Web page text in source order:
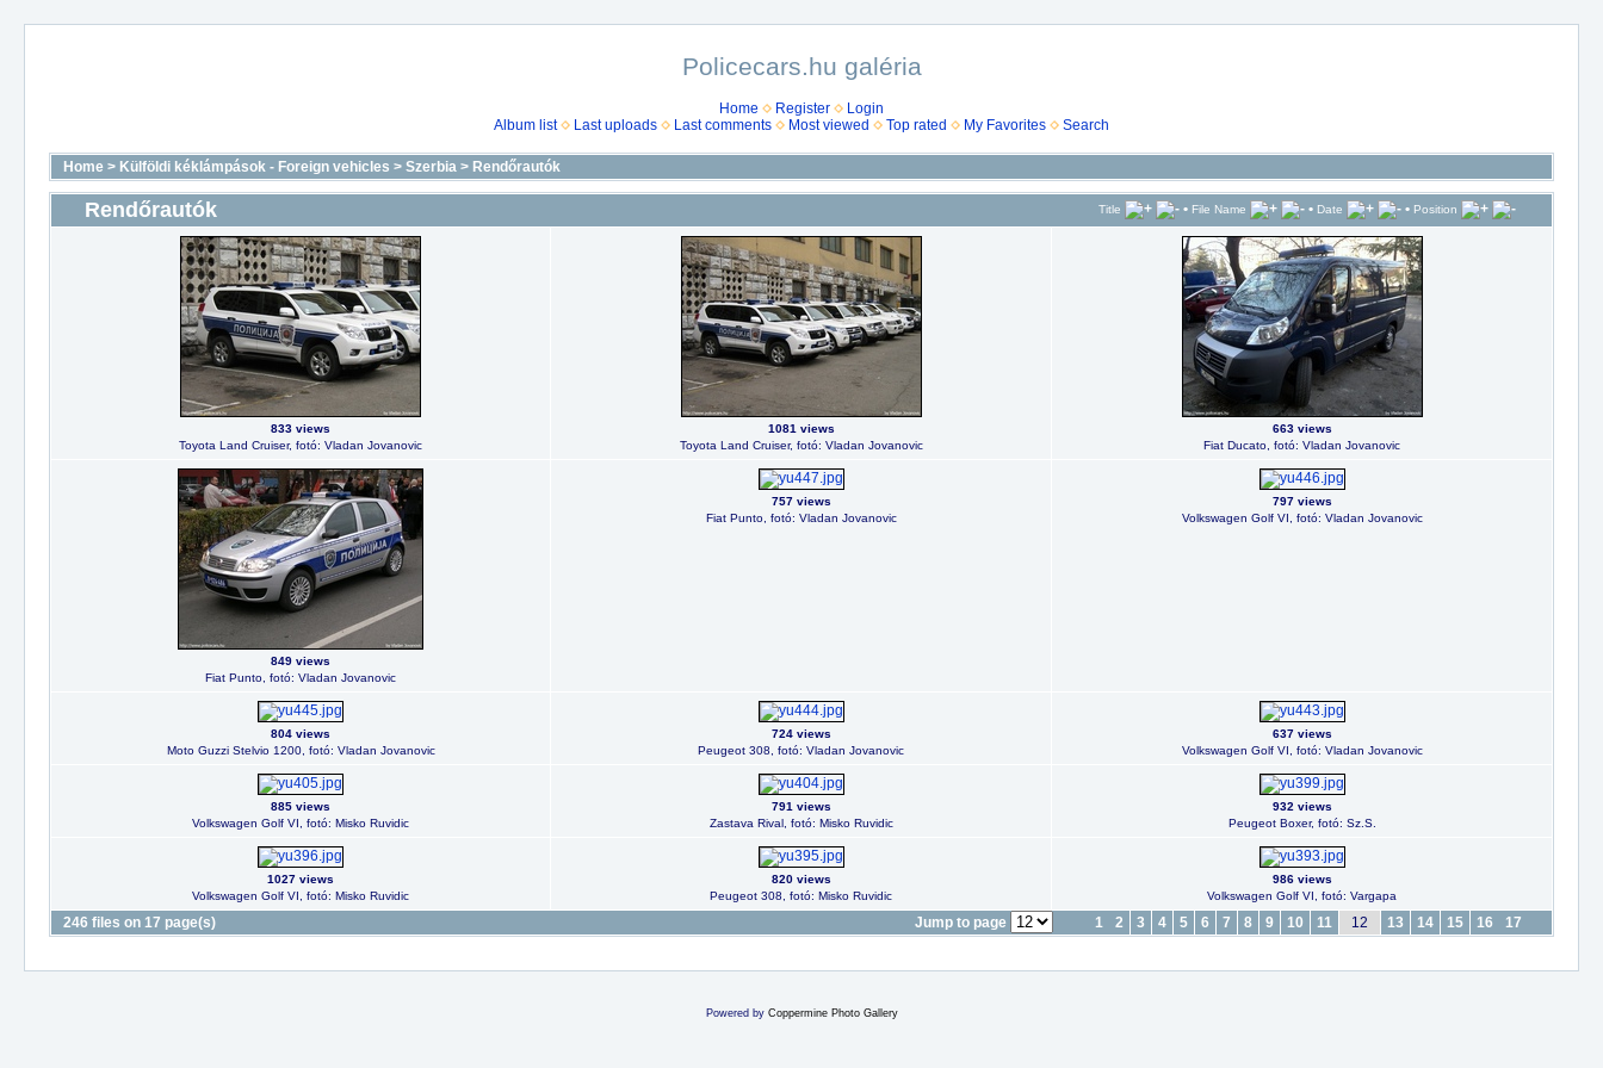
Policecars.hu galéria
Home Register
Login
Album list
Last uploads Last comments Most viewed Top rated My Favorites Search
Home > Külföldi kéklámpások - Foreign vehicles > Szerbia > Rendőrautók
Rendőrautók Title • File Name • Date • Position
833 views
Toyota Land Cruiser, fotó: Vladan Jovanovic
1081 views
Toyota Land Cruiser, fotó: Vladan Jovanovic
663 views
Fiat Ducato, fotó: Vladan Jovanovic
849 views
Fiat Punto, fotó: Vladan Jovanovic
757 views
Fiat Punto, fotó: Vladan Jovanovic
797 views
Volkswagen Golf VI, fotó: Vladan Jovanovic
804 views
Moto Guzzi Stelvio 1200, fotó: Vladan Jovanovic
724 views
Peugeot 308, fotó: Vladan Jovanovic
637 views
Volkswagen Golf VI, fotó: Vladan Jovanovic
885 views
Volkswagen Golf VI, fotó: Misko Ruvidic
791 views
Zastava Rival, fotó: Misko Ruvidic
932 views
Peugeot Boxer, fotó: Sz.S.
1027 views
Volkswagen Golf VI, fotó: Misko Ruvidic
820 views
Peugeot 308, fotó: Misko Ruvidic
986 views
Volkswagen Golf VI, fotó: Vargapa
246 files on 17 page(s) Jump to page 1 2 3 4 5 6 7 8 9 10 11 12 13 14 15 16 17
Powered by Coppermine Photo Gallery